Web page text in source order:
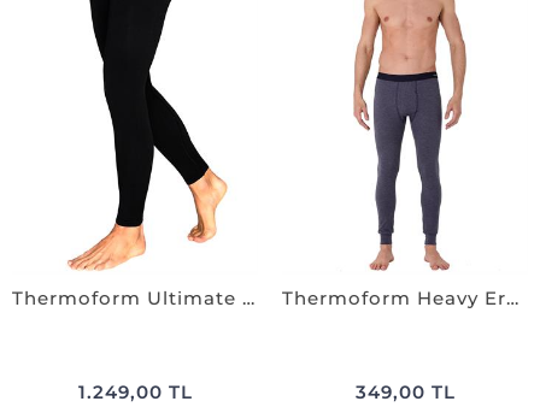
Thermoform Ultimate Merıno Erkek Seamless Termal Tayt SİYAH
1.249,00 TL
Thermoform Heavy Erkek Pantolon LACİVERT
349,00 TL